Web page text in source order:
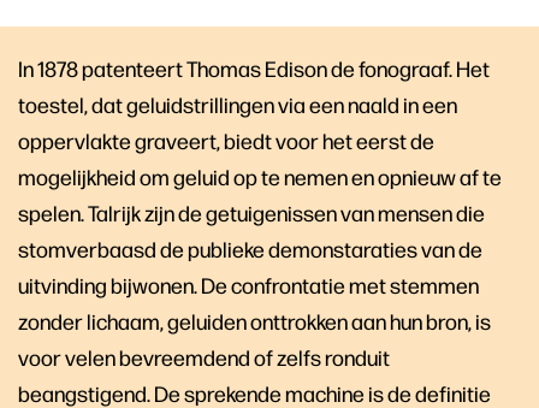
In 1878 patenteert Thomas Edison de fonograaf. Het
toestel, dat geluidstrillingen via een naald in een
oppervlakte graveert, biedt voor het eerst de
mogelijkheid om geluid op te nemen en opnieuw af te
spelen. Talrijk zijn de getuigenissen van mensen die
stomverbaasd de publieke demonstaraties van de
uitvinding bijwonen. De confrontatie met stemmen
zonder lichaam, geluiden onttrokken aan hun bron, is
voor velen bevreemdend of zelfs ronduit
beangstigend. De sprekende machine is de definitie